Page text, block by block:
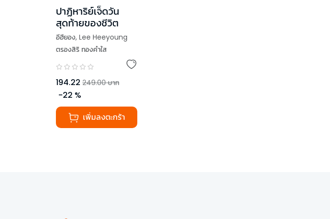
ปาฏิหาริย์เจ็ดวัน
สุดท้ายของชีวิต
อีฮียอง, Lee Heeyoung
ตรองสิริ ทองคำใส
194.22 249.00 บาท
-22 %
เพิ่มลงตะกร้า